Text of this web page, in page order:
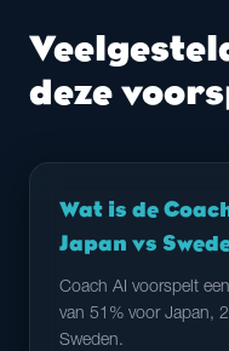
deze
Wat is de
Japan vs
Coach AI voorspelt
van 51% voor Japan,
Sweden.